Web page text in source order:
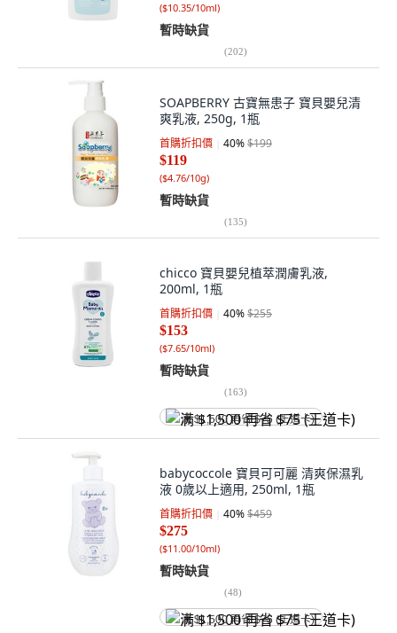
($10.35/10ml)
暫時缺貨
(202)
SOAPBERRY 古寶無患子 寶貝嬰兒清
爽乳液, 250g, 1瓶
首購折扣價 40%$199
$119
($4.76/10g)
暫時缺貨
(135)
chicco 寶貝嬰兒植萃潤膚乳液,
200ml, 1瓶
首購折扣價 40%$255
$153
($7.65/10ml)
暫時缺貨
(163)
满 $1,500 再省 $75 (王道卡)
babycoccole 寶貝可可麗 清爽保濕乳
液 0歲以上適用, 250ml, 1瓶
首購折扣價 40%$459
$275
($11.00/10ml)
暫時缺貨
(48)
满 $1,500 再省 $75 (王道卡)